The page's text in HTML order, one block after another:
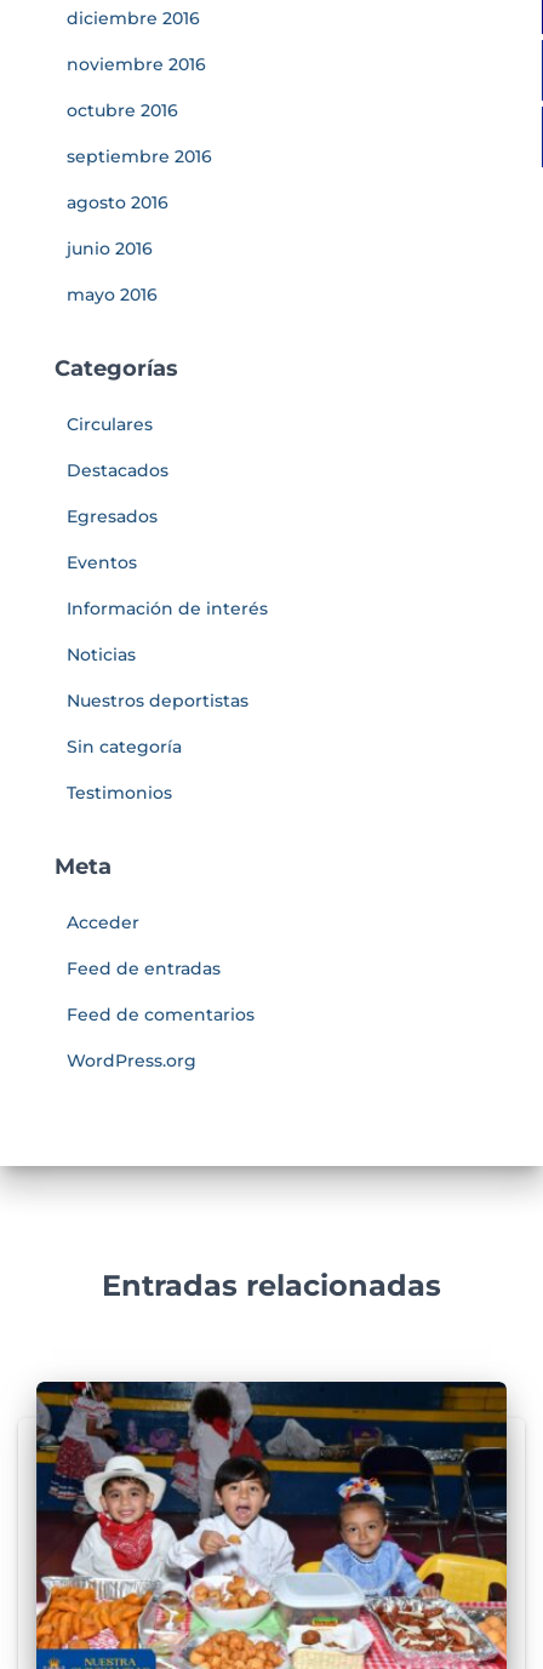
diciembre 2016
noviembre 2016
octubre 2016
septiembre 2016
agosto 2016
junio 2016
mayo 2016
Categorías
Circulares
Destacados
Egresados
Eventos
Información de interés
Noticias
Nuestros deportistas
Sin categoría
Testimonios
Meta
Acceder
Feed de entradas
Feed de comentarios
WordPress.org
Entradas relacionadas